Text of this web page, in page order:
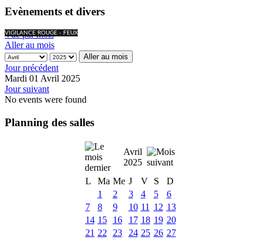
Evènements et divers
VIGILANCE ROUGE - FEUX
Vue par mois
Aller au mois
Aller au mois
Jour précédent
Mardi 01 Avril 2025
Jour suivant
No events were found
Planning des salles
Avril
2025
L
Ma Me J V S
D
1
2 3 4 5
6
7
8 9 10 11 12 13
14 15 16 17 18 19 20
21 22 23 24 25 26 27